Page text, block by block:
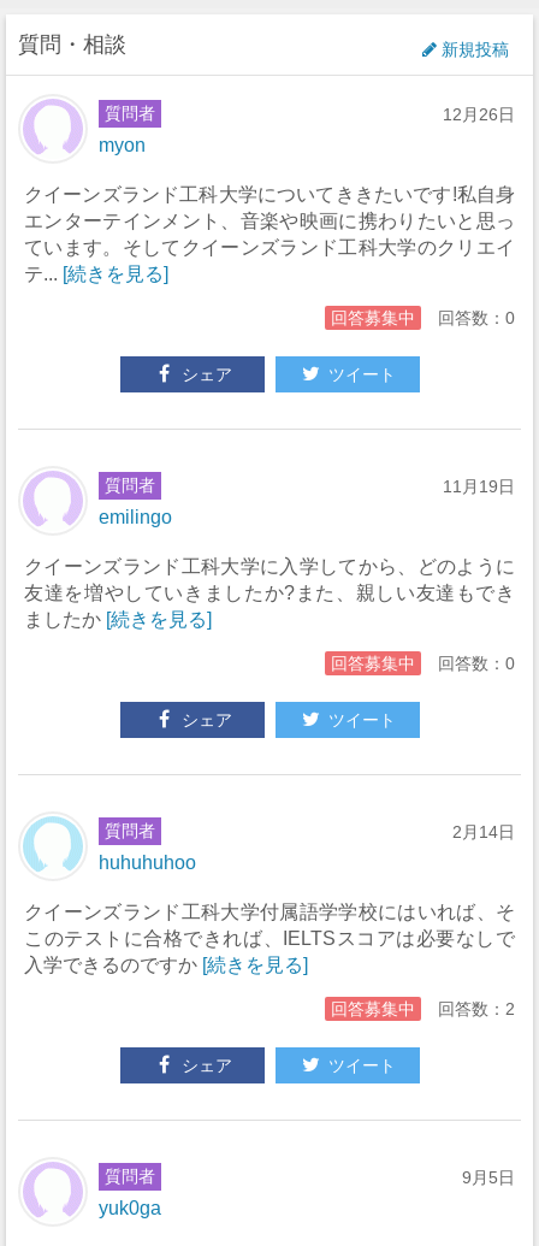
質問・相談 新規投稿
質問者
myon
12月26日
クイーンズランド工科大学についてききたいです!私自身
エンターテインメント、音楽や映画に携わりたいと思っ
ています。そしてクイーンズランド工科大学のクリエイ
テ... [続きを見る]
回答募集中 回答数：0
シェア ツイート
質問者
emilingo
11月19日
クイーンズランド工科大学に入学してから、どのように
友達を増やしていきましたか?また、親しい友達もでき
ましたか [続きを見る]
回答募集中 回答数：0
シェア ツイート
質問者
huhuhuhoo
2月14日
クイーンズランド工科大学付属語学学校にはいれば、そ
このテストに合格できれば、IELTSスコアは必要なしで
入学できるのですか [続きを見る]
回答募集中 回答数：2
シェア ツイート
質問者
yuk0ga
9月5日